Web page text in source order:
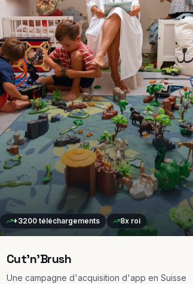
+3200 téléchargements 8x roi
Cut'n'Brush
Une campagne d'acquisition d'app en Suisse